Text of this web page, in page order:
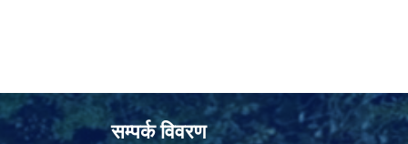
सम्पर्क विवरण